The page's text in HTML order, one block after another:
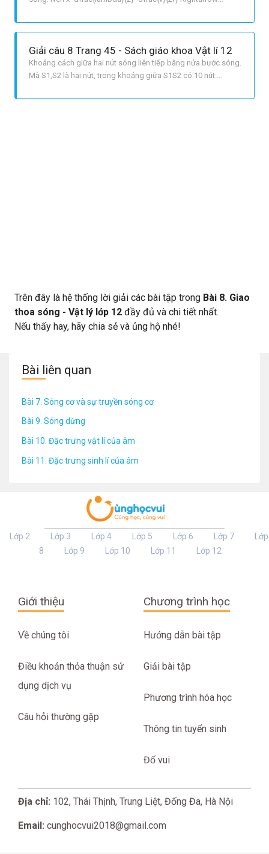
Giải câu 8 Trang 45 - Sách giáo khoa Vật lí 12
Khoảng cách giữa hai nút sóng liên tiếp bằng nửa bước sóng.
Mà S1,S2 là hai nút, trong khoảng giữa S1S2 có 10 nút:
lambda=2cm Vận tốc truyền sóng:
Trên đây là hệ thống lời giải các bài tập trong Bài 8. Giao
thoa sóng - Vật lý lớp 12 đầy đủ và chi tiết nhất.
Nếu thấy hay, hãy chia sẻ và ủng hộ nhé!
Bài liên quan
Bài 7. Sóng cơ và sự truyền sóng cơ
Bài 9. Sóng dừng
Bài 10. Đặc trưng vật lí của âm
Bài 11. Đặc trưng sinh lí của âm
Lớp 2 Lớp 3 Lớp 4 Lớp 5 Lớp 6 Lớp 7
Lớp
8
Lớp 9 Lớp 10 Lớp 11 Lớp 12
Giới thiệu
Về chúng tôi
Điều khoản thỏa thuận sử
dụng dịch vụ
Câu hỏi thường gặp
Chương trình học
Hướng dẫn bài tập
Giải bài tập
Phương trình hóa học
Thông tin tuyển sinh
Đố vui
Địa chỉ: 102, Thái Thịnh, Trung Liệt, Đống Đa, Hà Nội
Email: cunghocvui2018@gmail.com